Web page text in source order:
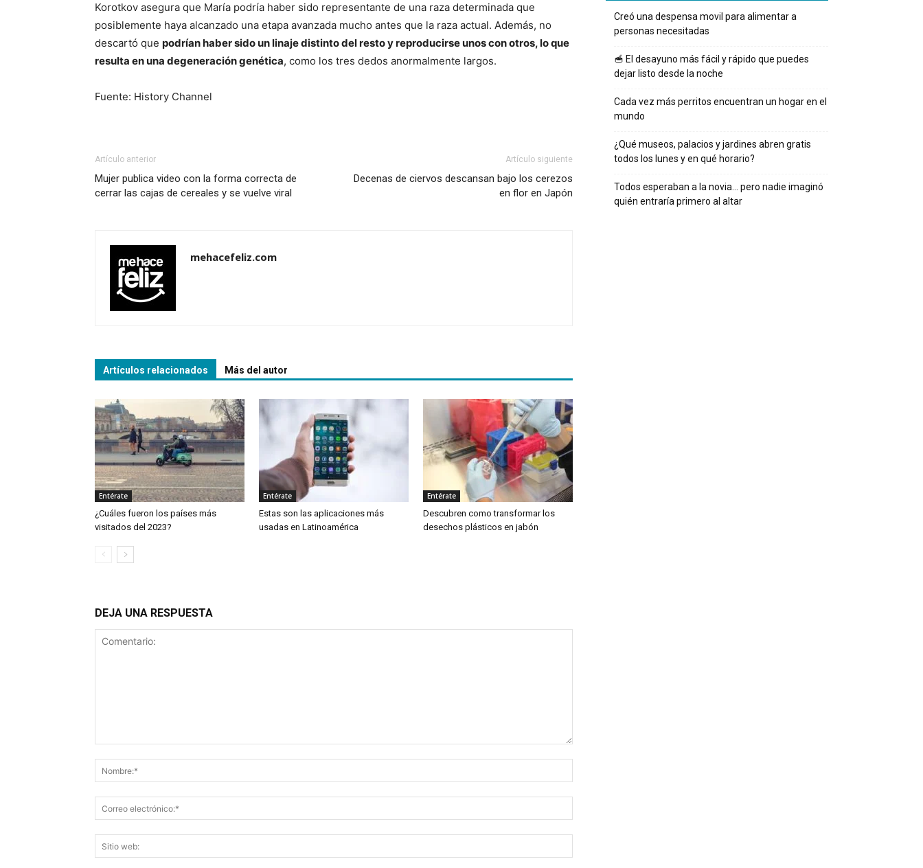
Korotkov asegura que María podría haber sido representante de una raza determinada que
posiblemente haya alcanzado una etapa avanzada mucho antes que la raza actual. Además, no
descartó que podrían haber sido un linaje distinto del resto y reproducirse unos con otros, lo que
resulta en una degeneración genética, como los tres dedos anormalmente largos.
Fuente: History Channel
Artículo anterior
Mujer publica video con la forma correcta de
cerrar las cajas de cereales y se vuelve viral
Artículo siguiente
Decenas de ciervos descansan bajo los cerezos
en flor en Japón
mehacefeliz.com
Artículos relacionados Más del autor
Entérate
¿Cuáles fueron los países más
visitados del 2023?
Entérate
Estas son las aplicaciones más
usadas en Latinoamérica
Entérate
Descubren como transformar los
desechos plásticos en jabón
DEJA UNA RESPUESTA
Creó una despensa movil para alimentar a
personas necesitadas
🥣 El desayuno más fácil y rápido que puedes
dejar listo desde la noche
Cada vez más perritos encuentran un hogar en el
mundo
¿Qué museos, palacios y jardines abren gratis
todos los lunes y en qué horario?
Todos esperaban a la novia… pero nadie imaginó
quién entraría primero al altar